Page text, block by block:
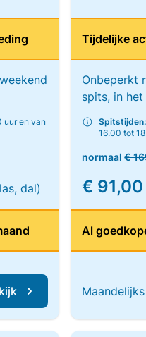
uur en van
dal)
Tijdelijke
Onbeperkt
spits, in
Spitstijden:
16.00 tot
normaal€
€
Al